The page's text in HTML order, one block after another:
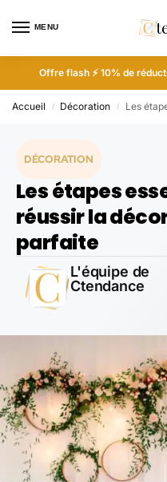
MENU
Offre flash ⚡ 10% de
Accueil / Décoration / Les étapes
DÉCORATION
Les étapes
réussir la
parfaite
L'équipe de
Ctendance